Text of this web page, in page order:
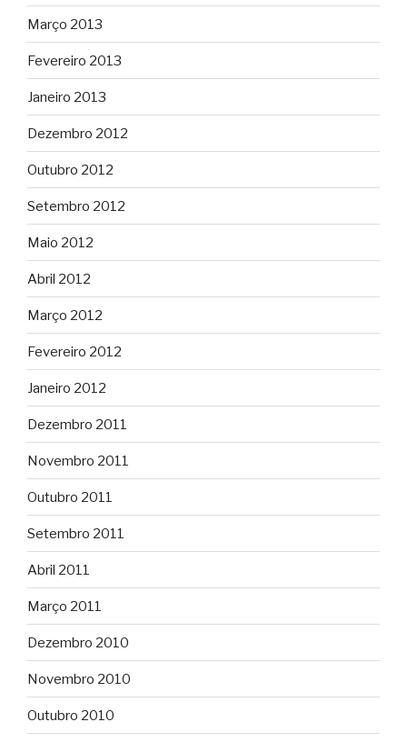
Março 2013
Fevereiro 2013
Janeiro 2013
Dezembro 2012
Outubro 2012
Setembro 2012
Maio 2012
Abril 2012
Março 2012
Fevereiro 2012
Janeiro 2012
Dezembro 2011
Novembro 2011
Outubro 2011
Setembro 2011
Abril 2011
Março 2011
Dezembro 2010
Novembro 2010
Outubro 2010